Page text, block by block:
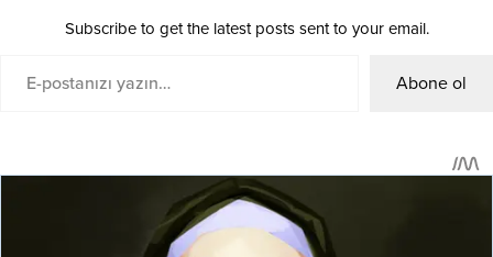
Subscribe to get the latest posts sent to your email.
Abone ol